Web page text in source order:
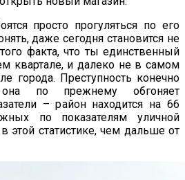
просто прогуляться по его
даже сегодня становится не
факта, что ты единственный
квартале, и далеко не в самом
города. Преступность конечно
по прежнему обгоняет
– район находится на 66
по показателям уличной
этой статистике, чем дальше от